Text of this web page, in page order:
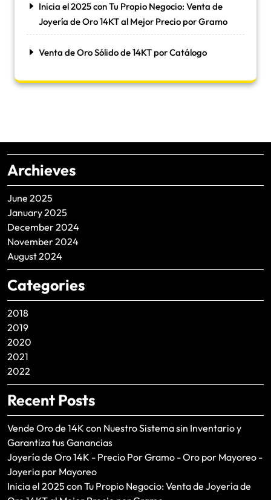
Inicia el 2025 con Tu Propio Negocio: Venta de
Joyería de Oro 14KT al Mejor Precio por Gramo
Venta de Oro Sólido de 14KT por Catálogo
Archieves
June 2025
January 2025
December 2024
November 2024
August 2024
Categories
2018
2019
2020
2021
2022
Recent Posts
Vende Oro de 14K con Nuestro Sistema sin Inventario y
Garantiza tus Ganancias
Joyería de Oro 14K - Precio Por Gramo - Oro por Mayoreo -
Joyeria por Mayoreo
Inicia el 2025 con Tu Propio Negocio: Venta de Joyería de